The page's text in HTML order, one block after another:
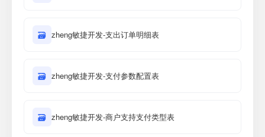
🗃 zheng敏捷开发-支出订单明细表
🗃 zheng敏捷开发-支付参数配置表
🗃 zheng敏捷开发-商户支持支付类型表